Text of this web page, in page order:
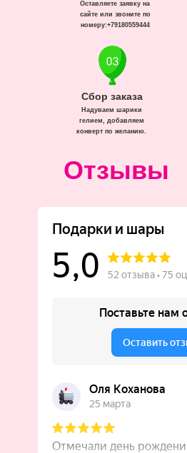
Сбор заказа
Надуваем шарики
гелием, добавляем
конверт по желанию.
Оставляете заявку на
сайте или звоните по
номеру:+79180559444
Отзывы